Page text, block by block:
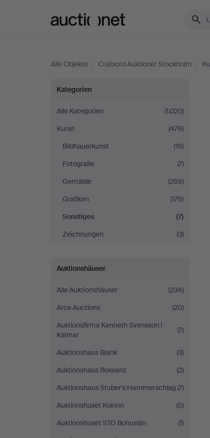
Alle Objekte / Crafoord Auktioner Stockholm /
Sonstiges
bei
Crafoord
Auktioner
Stockholm
Kategorien
Alle Kategorien
(1.020)
Kunst
(478)
Bildhauerkunst
(16)
Fotografie
(7)
Gemälde
(269)
Grafiken
(176)
Sonstiges
(7)
Zeichnungen
(3)
Auktionshäuser
Alle Auktionshäuser
(234)
Arce Auctions
(20)
Auktionsfirma Kenneth Svensson i
Kalmar
(7)
Auktionshaus Blank
(3)
Auktionshaus Bossard
(2)
Auktionshaus Stuber's Hammerschlag(7)
Auktionshuset Kolonn
(5)
Auktionshuset STO Bohuslän
(1)